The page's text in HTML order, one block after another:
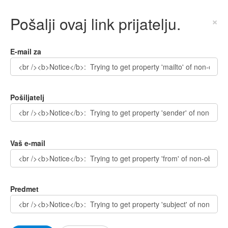
Pošalji ovaj link prijatelju. ×
E-mail za
Pošiljatelj
Vaš e-mail
Predmet